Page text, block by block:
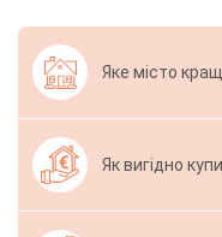
Яке місто
Як вигідно